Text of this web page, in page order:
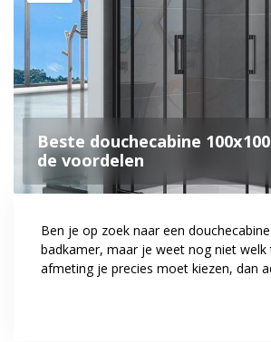
Beste douchecabine
de voordelen
Ben je op zoek naar een
badkamer, maar je weet nog niet welk
afmeting je precies moet kiezen, dan